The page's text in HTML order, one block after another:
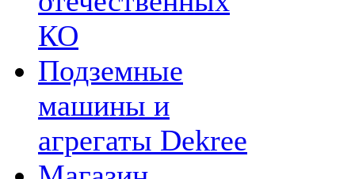
КО
Подземные
машины и
агрегаты Dekree